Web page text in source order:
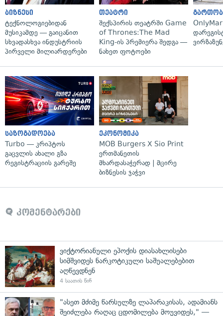
ბიზნესი
ტექნოლოგიებიდან
მუსიკამდე — გაიცანით
სხვადასხვა ინდუსტრიის
პირველი მილიარდერები
თეატრი
შექსპირის თეატრში Game
of Thrones:The Mad
King-ის პრემიერა შედგა —
ნახეთ ფოტოები
საზოგადოება
Turbo — კრიპტოს
გაცვლის ახალი გზა
რეგისტრაციის გარეშე
ეკონომიკა
MOB Burgers X Sio Print
ერთმანეთის
მხარდასაჭერად | მცირე
ბიზნესის ჯაჭვი
კომენტარები
ვიქტორიანული ეპოქის დიასახლისები
სიმშვიდეს ნარკოტიკული საშუალებებით
აღწევდნენ
4 საათის წინ
"ასეთ მძიმე წარსულზე ლაპარაკისას, ადამიანს
შეიძლება რაღაც ცდომილება მოუვიდეს," —